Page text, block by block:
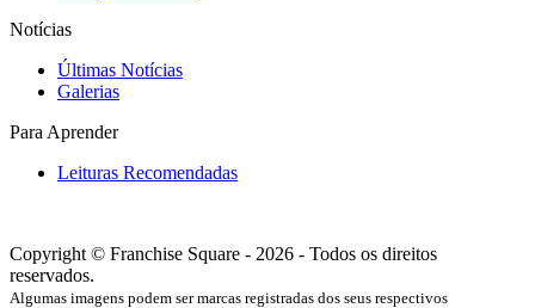
Notícias
Últimas Notícias
Galerias
Para Aprender
Leituras Recomendadas
Copyright © Franchise Square - 2026 - Todos os direitos
reservados.
Algumas imagens podem ser marcas registradas dos seus respectivos